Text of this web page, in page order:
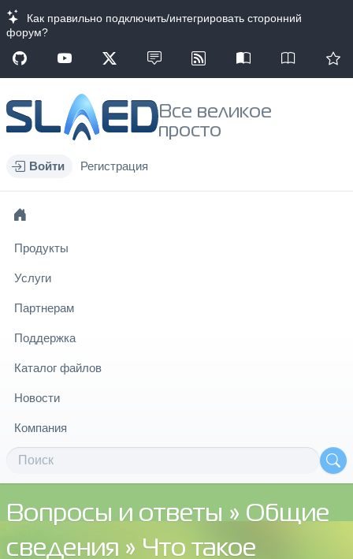
Как правильно подключить/интегрировать сторонний
форум?
Все великое
просто
Войти Регистрация
Продукты
Услуги
Партнерам
Поддержка
Каталог файлов
Новости
Компания
Вопросы и ответы » Общие
сведения » Что такое